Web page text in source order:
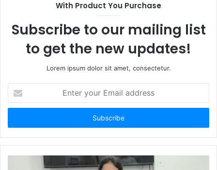
With Product You Purchase
Subscribe to our mailing list
to get the new updates!
Lorem ipsum dolor sit amet, consectetur.
your
Email